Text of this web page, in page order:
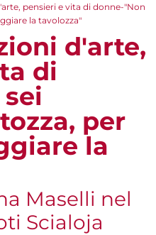
pensieri e vita di donne-"Non
la tavolozza"
d'arte,
di
per
la
Maselli nel
Scialoja